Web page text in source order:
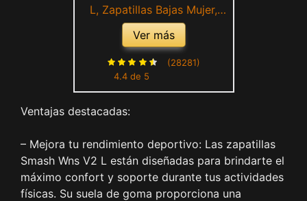
L, Zapatillas Bajas Mujer,
Negro, 36 EU
Ver más
4.4 de 5
(28281)
Ventajas destacadas:
– Mejora tu rendimiento deportivo: Las zapatillas
Smash Wns V2 L están diseñadas para brindarte el
máximo confort y soporte durante tus actividades
físicas. Su suela de goma proporciona una